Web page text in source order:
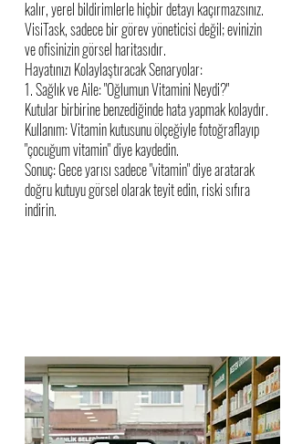
kalır, yerel bildirimlerle hiçbir detayı kaçırmazsınız.
VisiTask, sadece bir görev yöneticisi değil; evinizin
ve ofisinizin görsel haritasıdır.
Hayatınızı Kolaylaştıracak Senaryolar:
1. Sağlık ve Aile: "Oğlumun Vitamini Neydi?"
Kutular birbirine benzediğinde hata yapmak kolaydır.
Kullanım: Vitamin kutusunu ölçeğiyle fotoğraflayıp
"çocuğum vitamin" diye kaydedin.
Sonuç: Gece yarısı sadece "vitamin" diye aratarak
doğru kutuyu görsel olarak teyit edin, riski sıfıra
indirin.